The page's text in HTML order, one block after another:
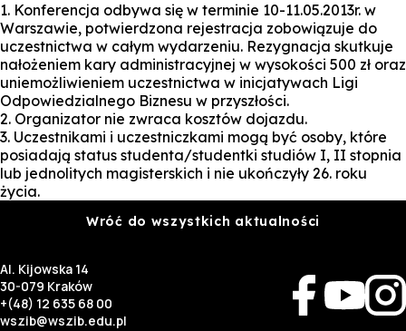
1. Konferencja odbywa się w terminie 10-11.05.2013r. w
Warszawie, potwierdzona rejestracja zobowiązuje do
uczestnictwa w całym wydarzeniu. Rezygnacja skutkuje
nałożeniem kary administracyjnej w wysokości 500 zł oraz
uniemożliwieniem uczestnictwa w inicjatywach Ligi
Odpowiedzialnego Biznesu w przyszłości.
2. Organizator nie zwraca kosztów dojazdu.
3. Uczestnikami i uczestniczkami mogą być osoby, które
posiadają status studenta/studentki studiów I, II stopnia
lub jednolitych magisterskich i nie ukończyły 26. roku
życia.
Wróć do wszystkich aktualności
Al. Kijowska 14
30-079 Kraków
+(48) 12 635 68 00
wszib@wszib.edu.pl